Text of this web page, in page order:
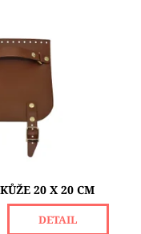
klopy na
tašky z
kůže, vyčiněné
s CE
2 ks
20 X 20 CM
DETAIL